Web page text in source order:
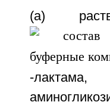
(a)
-лактама,